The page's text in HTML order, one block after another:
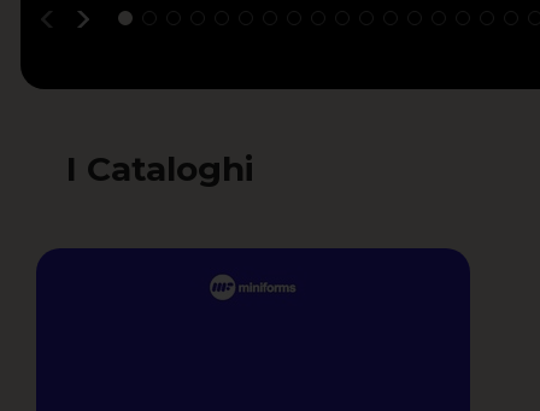
I Cataloghi